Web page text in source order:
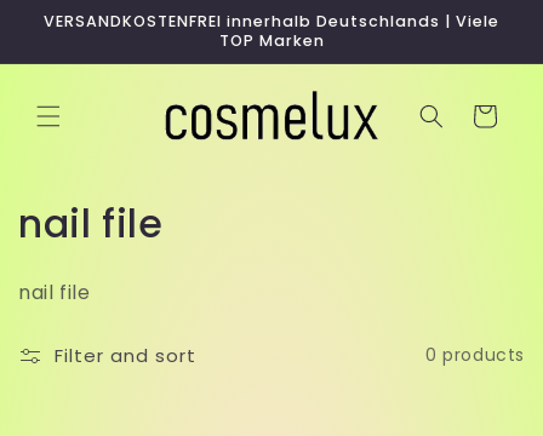
Skip to
VERSANDKOSTENFREI innerhalb Deutschlands | Viele
TOP Marken
Cart
C
l
nail file
nail file
Filter and sort 0 products